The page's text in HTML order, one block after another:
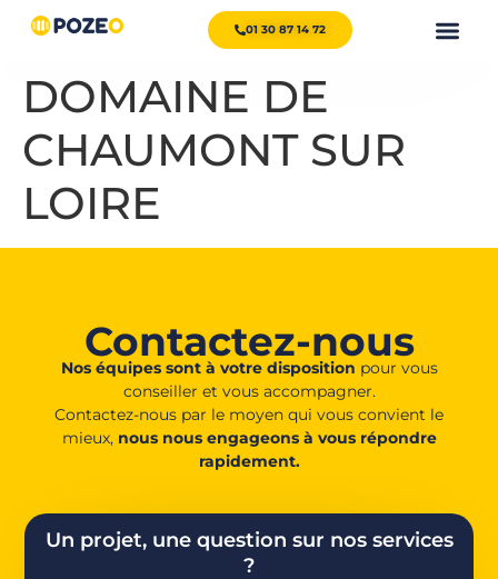
01 30 87 14 72
DOMAINE DE
CHAUMONT SUR
LOIRE
Contactez-nous
Nos équipes sont à votre disposition pour vous
conseiller et vous accompagner.
Contactez-nous par le moyen qui vous convient le
mieux, nous nous engageons à vous répondre
rapidement.
Un projet, une question sur nos services
?